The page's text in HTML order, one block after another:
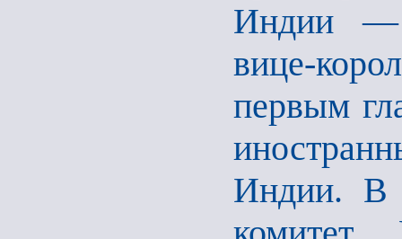
Индии —
вице-
первым
Индии. В